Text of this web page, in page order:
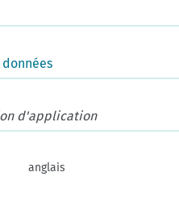
d'application
anglais